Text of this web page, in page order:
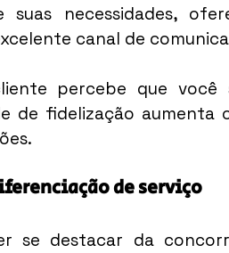
suas necessidades,
canal de
percebe que
de fidelização aumenta
de serviço
se destacar da